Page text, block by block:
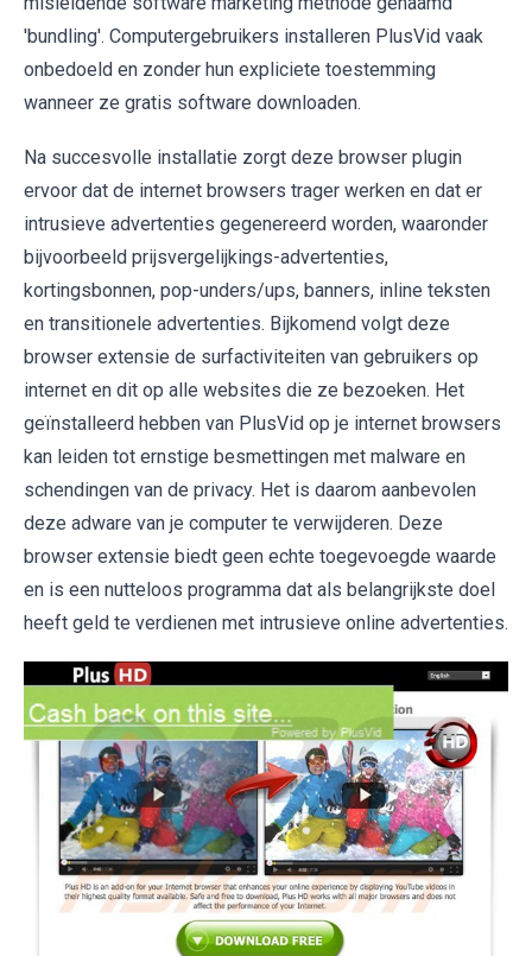
'bundling'. Computergebruikers installeren PlusVid vaak
onbedoeld en zonder hun expliciete toestemming
wanneer ze gratis software downloaden.
Na succesvolle installatie zorgt deze browser plugin
ervoor dat de internet browsers trager werken en dat er
intrusieve advertenties gegenereerd worden, waaronder
bijvoorbeeld prijsvergelijkings-advertenties,
kortingsbonnen, pop-unders/ups, banners, inline teksten
en transitionele advertenties. Bijkomend volgt deze
browser extensie de surfactiviteiten van gebruikers op
internet en dit op alle websites die ze bezoeken. Het
geïnstalleerd hebben van PlusVid op je internet browsers
kan leiden tot ernstige besmettingen met malware en
schendingen van de privacy. Het is daarom aanbevolen
deze adware van je computer te verwijderen. Deze
browser extensie biedt geen echte toegevoegde waarde
en is een nutteloos programma dat als belangrijkste doel
heeft geld te verdienen met intrusieve online advertenties.